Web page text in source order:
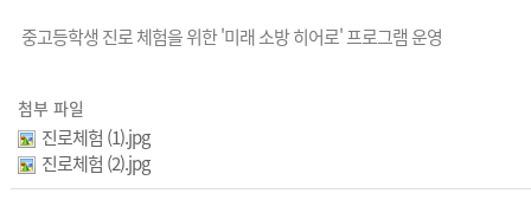
중고등학생 진로 체험을 위한 '미래 소방 히어로' 프로그램 운영
첨부 파일
진로체험 (1).jpg
진로체험 (2).jpg